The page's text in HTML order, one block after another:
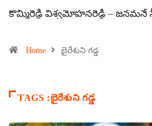
కొమ్మిరెడ్డి విశ్వమోహనరెడ్డి –
Home బైరేశుని గడ్డ
TAGS :బైరేశుని గడ్డ